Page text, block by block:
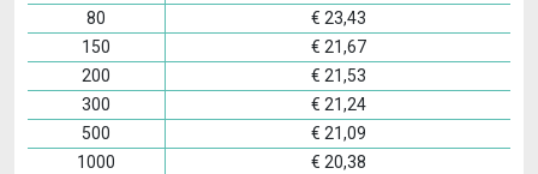
80
€ 23,43
150
€ 21,67
200
€ 21,53
300
€ 21,24
500
€ 21,09
1000
€ 20,38